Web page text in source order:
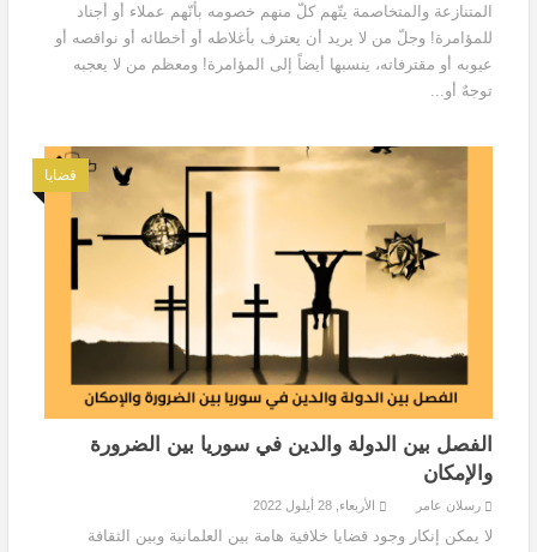
المتنازعة والمتخاصمة يتّهم كلّ منهم خصومه بأنّهم عملاء أو أجناد
للمؤامرة! وجلّ من لا يريد أن يعترف بأغلاطه أو أخطائه أو نواقصه أو
عيوبه أو مقترفاته، ينسبها أيضاً إلى المؤامرة! ومعظم من لا يعجبه
توجهٌ أو...
قضايا
الفصل بين الدولة والدين في سوريا بين الضرورة
والإمكان
رسلان عامر الأربعاء, 28 أيلول 2022
لا يمكن إنكار وجود قضايا خلافية هامة بين العلمانية وبين الثقافة